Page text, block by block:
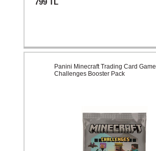
799 TL
Panini Minecraft Trading Card Game
Challenges Booster Pack